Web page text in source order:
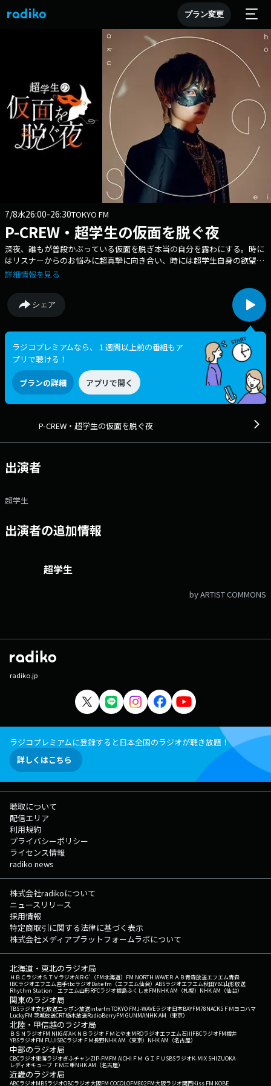
プラン変更
7/8水26:00-26:30TOKYO FM
P-CREW・超学生の仮面を脱ぐ夜
深夜、誰もが普段かぶっている仮面を脱ぎ本当の自分を露わにする。時に
はリスナーからのお悩みに超真摯に向き合い、時には超学生自身の欲望を
超剥き出しにする超深夜バラエティ番組。 番組Webサイト：
https://www.tfm.co.jp/f/kamen_nuginugi/message Xハッシュタグは
「#超学生の仮面を脱ぐ夜」 Xアカウントは「@kamen_nuginugi」
詳細情報を見る
シェア
ラジコプレミアムなら、１週間以上前の番組もア
プリで聴ける！
プランの詳細 アプリで開く
P-CREW・超学生の仮面を脱ぐ夜
出演者
超学生
出演者の追加情報
超学生
by ARTIST COMMONS
radiko.jp
ラジコプレミアムに登録すると日本全国のラジオが聴き放題！
詳しくはこちら
聴取について
配信エリア
利用規約
プライバシーポリシー
ライセンス情報
radiko news
株式会社radikoについて
ニュースリリース
採用情報
特定商取引に関する法律に基づく表示
株式会社メディアプラットフォームラボについて
北海道・東北のラジオ局
ＨＢＣラジオＳＴＶラジオAIR-G'（FM北海道） FM NORTH WAVEＲＡＢ青森放送エフエム青森
IBCラジオエフエム岩手tbcラジオDate fm（エフエム仙台） ABSラジオエフエム秋田YBC山形放送
Rhythm Station エフエム山形RFCラジオ福島ふくしまFMNHK AM（札幌） NHK AM（仙台）
関東のラジオ局
TBSラジオ文化放送ニッポン放送interfmTOKYO FMJ-WAVEラジオ日本BAYFM78NACK5 ＦＭヨコハマ
LuckyFM 茨城放送CRT栃木放送RadioBerryFM GUNMANHK AM（東京）
北陸・甲信越のラジオ局
ＢＳＮラジオFM NIIGATAＫＮＢラジオ ＦＭとやまMROラジオエフエム石川FBCラジオFM福井
YBSラジオFM FUJISBCラジオ ＦＭ長野NHK AM（東京） NHK AM（名古屋）
中部のラジオ局
CBCラジオ東海ラジオぎふチャンZIP-FMFM AICHI ＦＭ ＧＩＦＵ SBSラジオK-MIX SHIZUOKA
レディオキューブ ＦＭ三重NHK AM（名古屋）
近畿のラジオ局
ABCラジオMBSラジオOBCラジオ大阪FM COCOLOFM802FM大阪ラジオ関西Kiss FM KOBE